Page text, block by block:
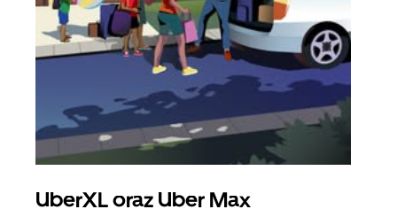
UberXL oraz Uber Max